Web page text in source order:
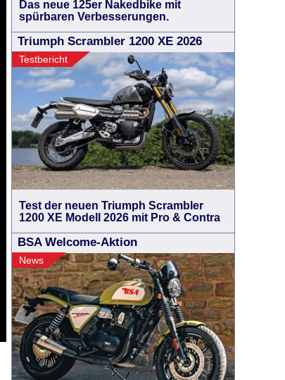
Das neue 125er Nakedbike mit
spürbaren Verbesserungen.
Triumph Scrambler 1200 XE 2026
Testbericht
Test der neuen Triumph Scrambler
1200 XE Modell 2026 mit Pro & Contra
BSA Welcome-Aktion
News